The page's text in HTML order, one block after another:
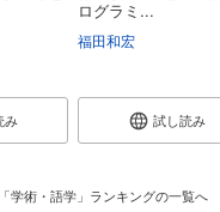
鈴木昇一 西谷源展
み
ログラミ...
福田和宏
試し読み
「学術・語学」ランキングの一覧へ